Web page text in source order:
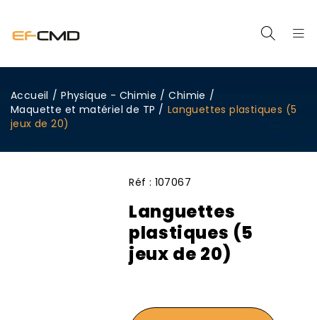
Accueil / Physique - Chimie / Chimie /
Maquette et matériel de TP / Languettes plastiques (5
jeux de 20)
Réf : 107067
Languettes
plastiques (5
jeux de 20)